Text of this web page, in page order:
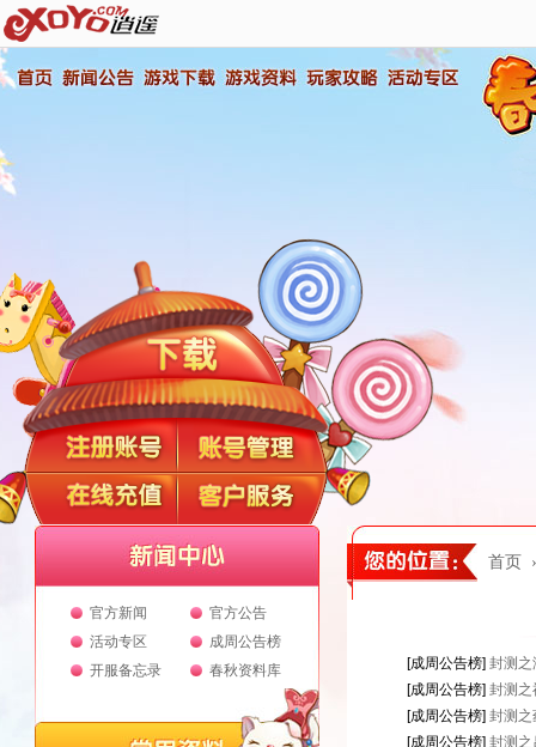
官方新闻
官方公告
活动专区
成周公告榜
开服备忘录
春秋资料库
首页
[成周公告榜] 封测之
[成周公告榜] 封测之
[成周公告榜] 封测之
[成周公告榜] 封测之